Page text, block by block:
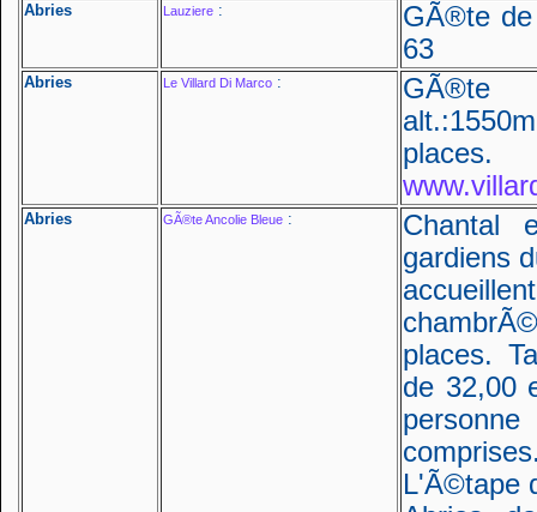
Abries Lauziere :
GÃ®te
63
Abries Le Villard Di Marco :
GÃ®te
Abries GÃ®te Ancolie Bleue :
Chantal
gardiens
places.
de 32,00
L'Ã©tape